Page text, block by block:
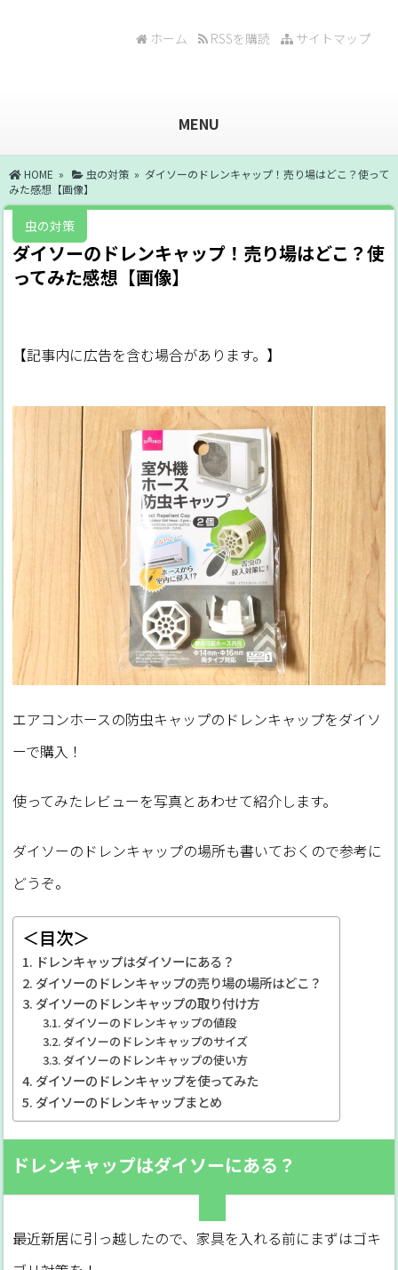
サイトマップ
RSSを購読
ホーム
MENU
HOME » 虫の対策 » ダイソーのドレンキャップ！売り場はどこ？使って
みた感想【画像】
虫の対策
ダイソーのドレンキャップ！売り場はどこ？使
ってみた感想【画像】
【記事内に広告を含む場合があります。】
エアコンホースの防虫キャップのドレンキャップをダイソ
ーで購入！
使ってみたレビューを写真とあわせて紹介します。
ダイソーのドレンキャップの場所も書いておくので参考に
どうぞ。
＜目次＞
ドレンキャップはダイソーにある？
ダイソーのドレンキャップの売り場の場所はどこ？
ダイソーのドレンキャップの取り付け方
ダイソーのドレンキャップの値段
ダイソーのドレンキャップのサイズ
ダイソーのドレンキャップの使い方
ダイソーのドレンキャップを使ってみた
ダイソーのドレンキャップまとめ
ドレンキャップはダイソーにある？
最近新居に引っ越したので、家具を入れる前にまずはゴキ